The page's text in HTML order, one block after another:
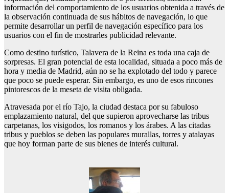
información del comportamiento de los usuarios obtenida a través de
la observación continuada de sus hábitos de navegación, lo que
permite desarrollar un perfil de navegación específico para los
usuarios con el fin de mostrarles publicidad relevante.
Como destino turístico, Talavera de la Reina es toda una caja de
sorpresas. El gran potencial de esta localidad, situada a poco más de
hora y media de Madrid, aún no se ha explotado del todo y parece
que poco se puede esperar. Sin embargo, es uno de esos rincones
pintorescos de la meseta de visita obligada.
Atravesada por el río Tajo, la ciudad destaca por su fabuloso
emplazamiento natural, del que supieron aprovecharse las tribus
carpetanas, los visigodos, los romanos y los árabes. A las citadas
tribus y pueblos se deben las populares murallas, torres y atalayas
que hoy forman parte de sus bienes de interés cultural.